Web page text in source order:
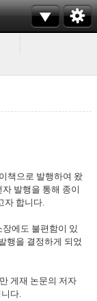
책으로 발행하여 왔
발행을 통해 종이
자 합니다.
에도 불편함이 있
행을 결정하게 되었
게재 논문의 저자
다.